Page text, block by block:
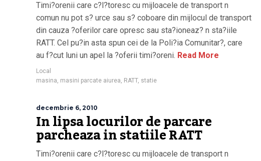
Timi?orenii care c?l?toresc cu mijloacele de transport n
comun nu pot s? urce sau s? coboare din mijlocul de transport
din cauza ?oferilor care opresc sau sta?ioneaz? n sta?iile
RATT. Cel pu?in asta spun cei de la Poli?ia Comunitar?, care
au f?cut luni un apel la ?oferii timi?oreni. Read More
Local
masina, masini parcate aiurea, RATT, statie
decembrie 6, 2010
In lipsa locurilor de parcare
parcheaza in statiile RATT
Timi?orenii care c?l?toresc cu mijloacele de transport n